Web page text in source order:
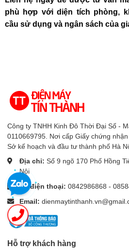
phù hợp với diện tích phòng,
cầu sử dụng và ngân sách của
Công ty TNHH Kinh Đô Thời Đại Số -
0110669795. Nơi cấp Giấy chứng
Sở kế hoạch và đầu tư thành phố Hà
Địa chỉ: Số 9 ngõ 170 Phố Hồng
Nội
Số điện thoại: 0842986868 -
Email:
Hỗ trợ khách hàng